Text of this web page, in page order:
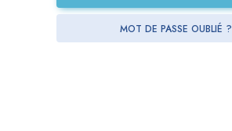
MOT DE PASSE OUBLIÉ ?